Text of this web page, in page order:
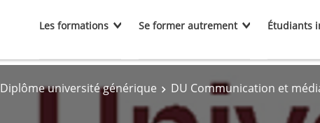
Les formations Se former autrement Étudiants
Diplôme université générique DU Communication et